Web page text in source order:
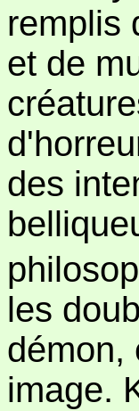
remplis
et de
des
les
démon,
image.